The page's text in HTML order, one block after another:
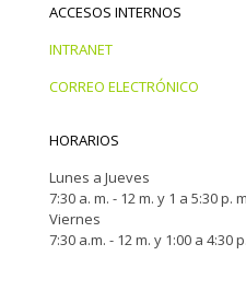
ACCESOS INTERNOS
INTRANET
CORREO ELECTRÓNICO
HORARIOS
Lunes a Jueves
7:30 a. m. - 12 m. y 1 a 5:30 p.
Viernes
7:30 a.m. - 12 m. y 1:00 a 4:30